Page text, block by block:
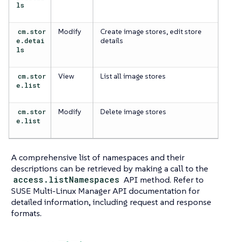
ls
cm.stor
e.detai
ls
Modify
Create image stores, edit store
details
cm.stor
e.list
View List all image stores
cm.stor
e.list
Modify Delete image stores
A comprehensive list of namespaces and their
descriptions can be retrieved by making a call to the
access.listNamespaces API method. Refer to
SUSE Multi-Linux Manager API documentation for
detailed information, including request and response
formats.